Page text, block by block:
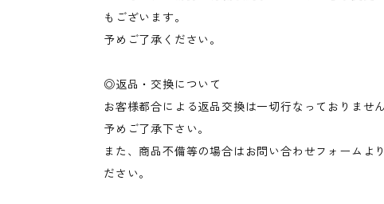
もございます。
予めご了承ください。
◎返品・交換について
お客様都合による返品交換は一切行なっておりません
予めご了承下さい。
また、商品不備等の場合はお問い合わせフォームよ
ださい。